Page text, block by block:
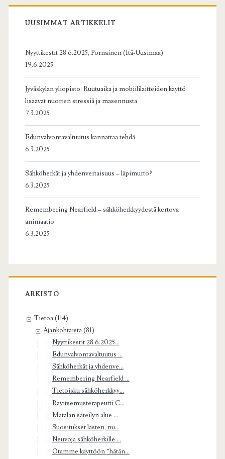
UUSIMMAT ARTIKKELIT
Nyyttikestit 28.6.2025, Pornainen (Itä-Uusimaa)
19.6.2025
Jyväskylän yliopisto: Ruutuaika ja mobiililaitteiden käyttö
lisäävät nuorten stressiä ja masennusta
7.3.2025
Edunvalvontavaltuutus kannattaa tehdä
6.3.2025
Sähköherkät ja yhdenvertaisuus – läpimurto?
6.3.2025
Remembering Nearfield – sähköherkkyydestä kertova
animaatio
6.3.2025
ARKISTO
Tietoa (114)
Ajankohtaista (81)
Nyyttikestit 28.6.2025...
Edunvalvontavaltuutus ...
Sähköherkät ja yhdenve...
Remembering Nearfield ...
Tietoisku sähköherkkyy...
Ravitsemusterapeutti C...
Matalan säteilyn alue ...
Suositukset lasten, nu...
Neuvoja sähköherkille ...
Otamme käyttöön ”hätän...